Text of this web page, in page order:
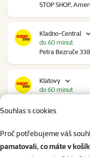
Souhlas s cookies
Proč potřebujeme váš
pamatovali, co máte v
STOP SHOP,
Kladno-Central
Petra Bezruče
do 60 minut
Klatovy
do 60 minut
Polepská 979,
do 60 minut